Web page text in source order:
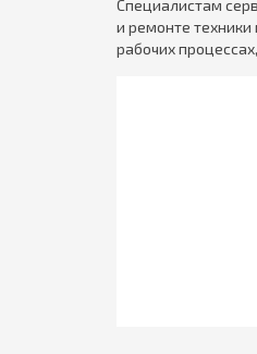
Специалистам
и ремонте
рабочих